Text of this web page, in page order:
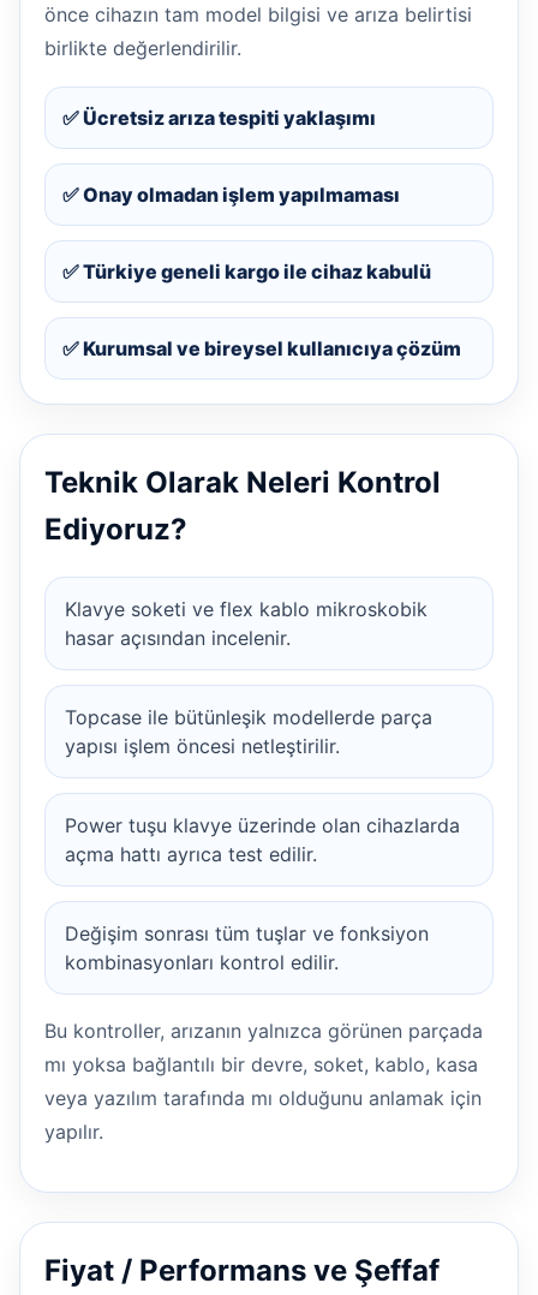
önce cihazın tam model bilgisi ve arıza belirtisi
birlikte değerlendirilir.
✅ Ücretsiz arıza tespiti yaklaşımı
✅ Onay olmadan işlem yapılmaması
✅ Türkiye geneli kargo ile cihaz kabulü
✅ Kurumsal ve bireysel kullanıcıya çözüm
Teknik Olarak Neleri Kontrol
Ediyoruz?
Klavye soketi ve flex kablo mikroskobik
hasar açısından incelenir.
Topcase ile bütünleşik modellerde parça
yapısı işlem öncesi netleştirilir.
Power tuşu klavye üzerinde olan cihazlarda
açma hattı ayrıca test edilir.
Değişim sonrası tüm tuşlar ve fonksiyon
kombinasyonları kontrol edilir.
Bu kontroller, arızanın yalnızca görünen parçada
mı yoksa bağlantılı bir devre, soket, kablo, kasa
veya yazılım tarafında mı olduğunu anlamak için
yapılır.
Fiyat / Performans ve Şeffaf